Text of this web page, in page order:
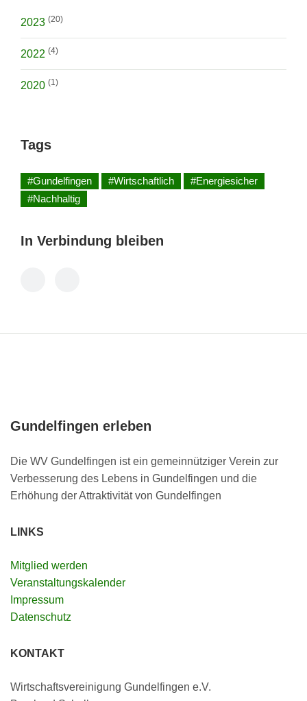
2023 (20)
2022 (4)
2020 (1)
Tags
#Gundelfingen #Wirtschaftlich
#Energiesicher
#Nachhaltig
In Verbindung bleiben
Gundelfingen erleben
Die WV Gundelfingen ist ein gemeinnütziger Verein zur
Verbesserung des Lebens in Gundelfingen und die
Erhöhung der Attraktivität von Gundelfingen
LINKS
Mitglied werden
Veranstaltungskalender
Impressum
Datenschutz
KONTAKT
Wirtschaftsvereinigung Gundelfingen e.V.